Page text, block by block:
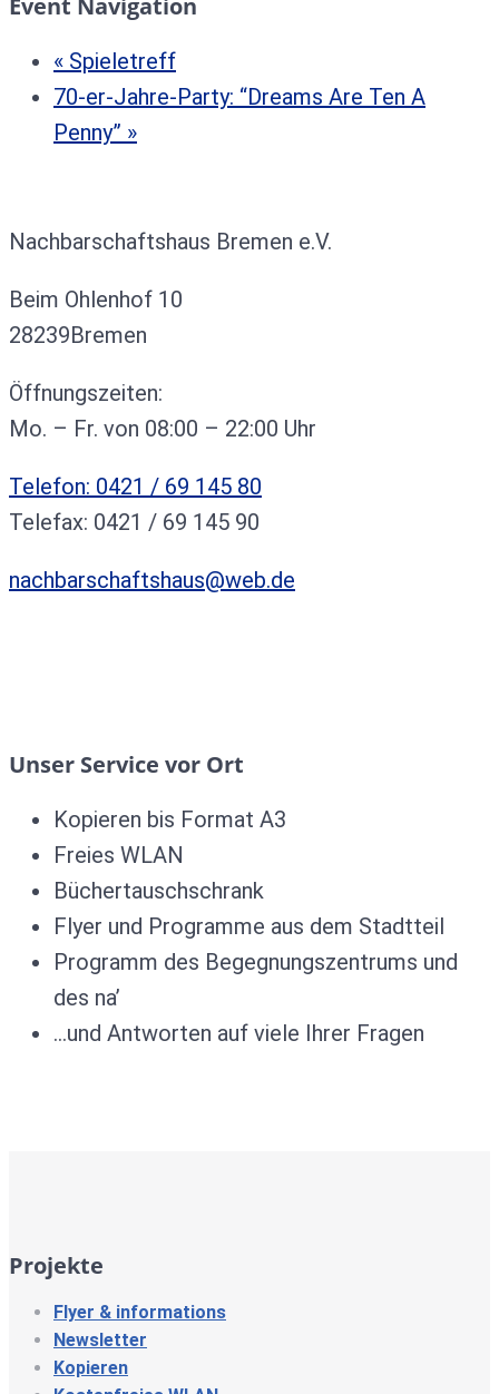
Event Navigation
« Spieletreff
70-er-Jahre-Party: “Dreams Are Ten A
Penny” »
Nachbarschaftshaus Bremen e.V.
Beim Ohlenhof 10
28239Bremen
Öffnungszeiten:
Mo. – Fr. von 08:00 – 22:00 Uhr
Telefon: 0421 / 69 145 80
Telefax: 0421 / 69 145 90
nachbarschaftshaus@web.de
Unser Service vor Ort
Kopieren bis Format A3
Freies WLAN
Büchertauschschrank
Flyer und Programme aus dem Stadtteil
Programm des Begegnungszentrums und
des na’
…und Antworten auf viele Ihrer Fragen
Projekte
Flyer & informations
Newsletter
Kopieren